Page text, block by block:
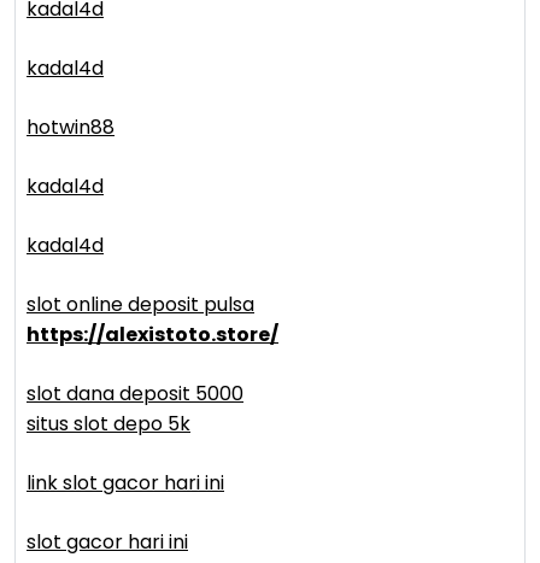
kadal4d
kadal4d
hotwin88
kadal4d
kadal4d
slot online deposit pulsa
https://alexistoto.store/
slot dana deposit 5000
situs slot depo 5k
link slot gacor hari ini
slot gacor hari ini